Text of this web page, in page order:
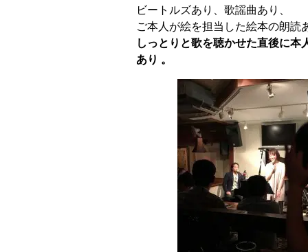
ビートルズあり、歌謡曲あり、
ご本人が絵を担当した絵本の朗読
しっとりと歌を聴かせた直後に本
あり 。